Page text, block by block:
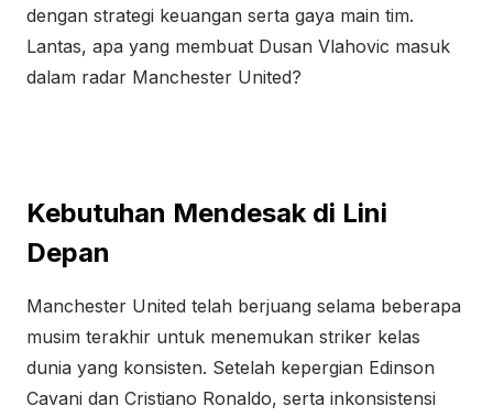
dengan strategi keuangan serta gaya main tim.
Lantas, apa yang membuat Dusan Vlahovic masuk
dalam radar Manchester United?
Kebutuhan Mendesak di Lini
Depan
Manchester United telah berjuang selama beberapa
musim terakhir untuk menemukan striker kelas
dunia yang konsisten. Setelah kepergian Edinson
Cavani dan Cristiano Ronaldo, serta inkonsistensi